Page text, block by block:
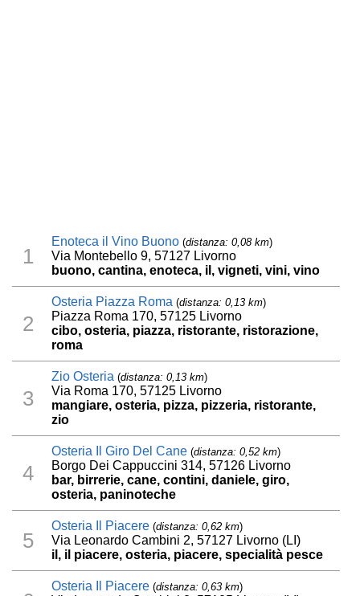
1
Enoteca il Vino Buono (distanza: 0,08 km)
Via Montebello 9, 57127 Livorno
buono, cantina, enoteca, il, vigneti, vini, vino
2
Osteria Piazza Roma (distanza: 0,13 km)
Piazza Roma 170, 57125 Livorno
cibo, osteria, piazza, ristorante, ristorazione,
roma
3
Zio Osteria (distanza: 0,13 km)
Via Roma 170, 57125 Livorno
mangiare, osteria, pizza, pizzeria, ristorante,
zio
4
Osteria Il Giro Del Cane (distanza: 0,52 km)
Borgo Dei Cappuccini 314, 57126 Livorno
bar, birrerie, cane, contini, daniele, giro,
osteria, paninoteche
5
Osteria Il Piacere (distanza: 0,62 km)
Via Leonardo Cambini 2, 57127 Livorno (LI)
il, il piacere, osteria, piacere, specialità pesce
Osteria Il Piacere (distanza: 0,63 km)